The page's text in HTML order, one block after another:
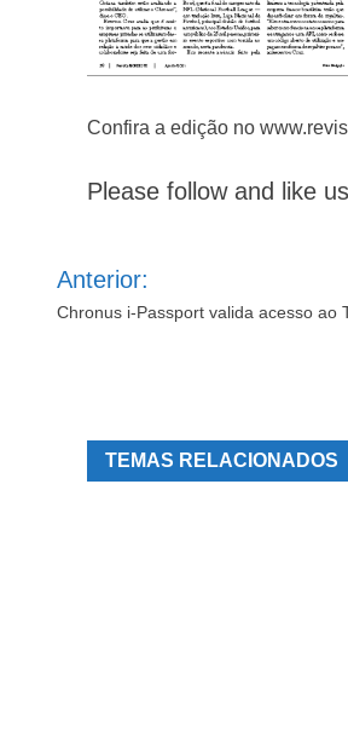
Confira a edição no
Please follow and like
de
Post
Anterior:
Chronus i-Passport valida acesso ao
TEMAS RELACIONADOS